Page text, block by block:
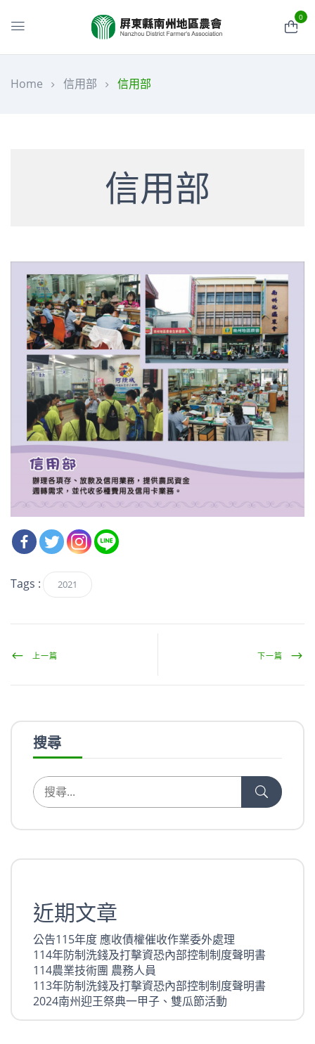
0
Home 信用部 信用部
信用部
搜尋
近期文章
公告115年度 應收債權催收作業委外處理
114年防制洗錢及打擊資恐內部控制制度聲明書
114農業技術團 農務人員
113年防制洗錢及打擊資恐內部控制制度聲明書
2024南州迎王祭典一甲子、雙瓜節活動
Tags : 2021
上一篇 下一篇